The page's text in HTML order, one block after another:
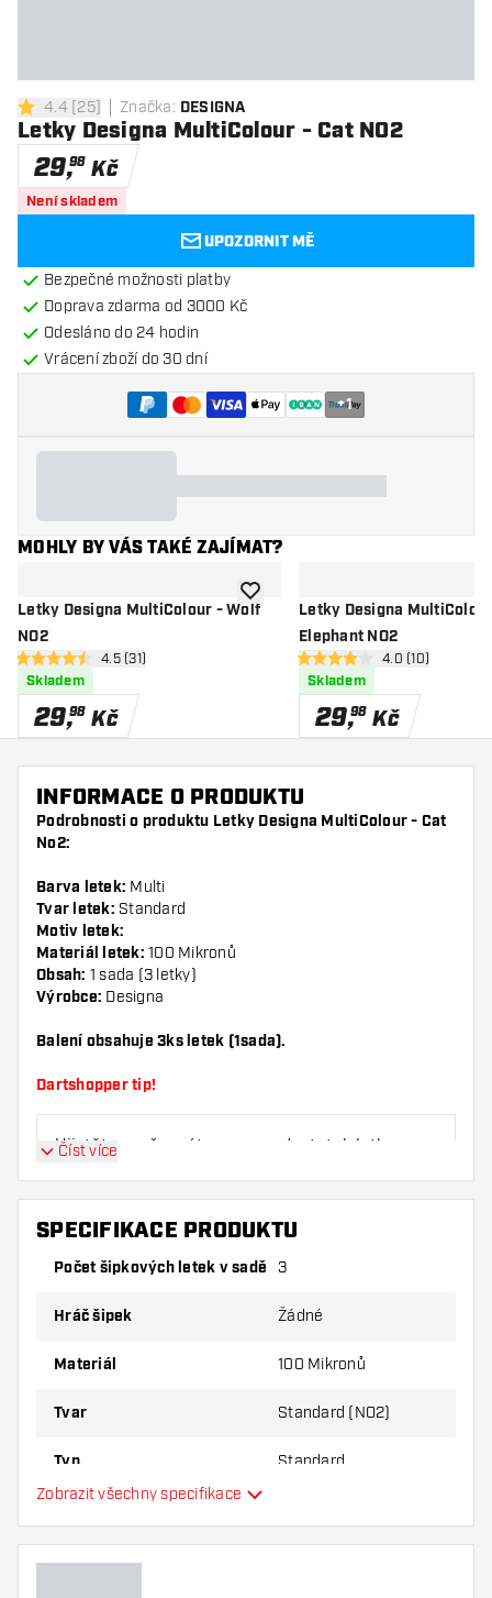
4.4 hodnoticí hvězdičky
4.4 [25] Značka: DESIGNA
Letky Designa MultiColour - Cat NO2
29,98 Kč
Není skladem
UPOZORNIT MĚ
Bezpečné možnosti platby
Doprava zdarma od 3000 Kč
Odesláno do 24 hodin
Vrácení zboží do 30 dní
+1
MOHLY BY VÁS TAKÉ ZAJÍMAT?
Letky Designa MultiColour - Wolf
NO2
otevřít panel recenzí
4.5 hodnoticí hvězdičky
4.5 (31)
Skladem
29,98 Kč
Přidat do seznamu přání
Letky Designa
Elephant NO2
otevřít panel
4 hodnoticí hvězdičky
4.0 (10)
Skladem
29,98 Kč
INFORMACE O PRODUKTU
Podrobnosti o produktu Letky Designa MultiColour - Cat
No2:
Barva letek: Multi
Tvar letek: Standard
Motiv letek:
Materiál letek: 100 Mikronů
Obsah: 1 sada (3 letky)
Výrobce: Designa
Balení obsahuje 3ks letek (1sada).
Dartshopper tip!
Ujistěte se, že máte po ruce dostatek letky a
nebo zlomit.
Vyzkoušejte jiný tvar, materiál nebo tloušťku
vyhovuje nejlépe!
Číst více
SPECIFIKACE PRODUKTU
Počet šipkových letek v sadě 3
Hráč šipek Žádné
Materiál 100 Mikronů
Tvar Standard (NO2)
Typ Standard
Hlavní barva
Zobrazit všechny specifikace